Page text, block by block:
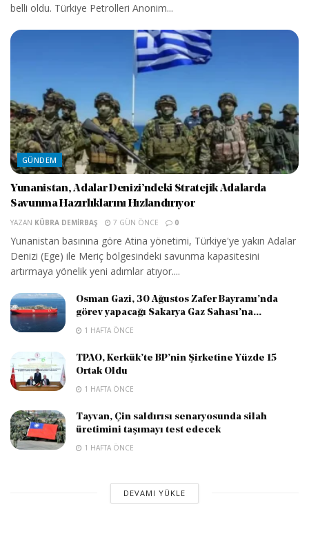
belli oldu. Türkiye Petrolleri Anonim...
GÜNDEM
Yunanistan, Adalar Denizi’ndeki Stratejik Adalarda
Savunma Hazırlıklarını Hızlandırıyor
YAZAN KÜBRA DEMIRBAŞ 7 GÜN ÖNCE 0
Yunanistan basınına göre Atina yönetimi, Türkiye'ye yakın Adalar
Denizi (Ege) ile Meriç bölgesindeki savunma kapasitesini
artırmaya yönelik yeni adımlar atıyor....
Osman Gazi, 30 Ağustos Zafer Bayramı’nda
görev yapacağı Sakarya Gaz Sahası’na...
1 HAFTA ÖNCE
TPAO, Kerkük’te BP’nin Şirketine Yüzde 15
Ortak Oldu
1 HAFTA ÖNCE
Tayvan, Çin saldırısı senaryosunda silah
üretimini taşımayı test edecek
1 HAFTA ÖNCE
DEVAMI YÜKLE